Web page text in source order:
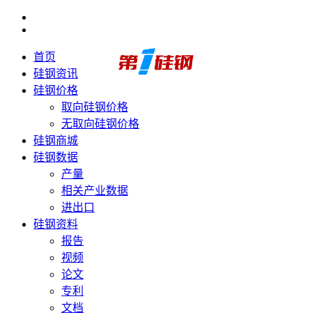
首页
硅钢资讯
硅钢价格
取向硅钢价格
无取向硅钢价格
硅钢商城
硅钢数据
产量
相关产业数据
进出口
硅钢资料
报告
视频
论文
专利
文档